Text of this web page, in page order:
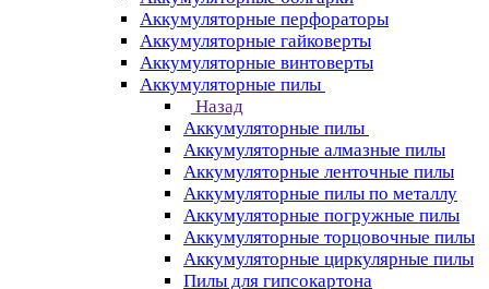
Аккумуляторные перфораторы
Аккумуляторные гайковерты
Аккумуляторные винтоверты
Аккумуляторные пилы
Назад
Аккумуляторные пилы
Аккумуляторные алмазные пилы
Аккумуляторные ленточные пилы
Аккумуляторные пилы по металлу
Аккумуляторные погружные пилы
Аккумуляторные торцовочные пилы
Аккумуляторные циркулярные пилы
Пилы для гипсокартона